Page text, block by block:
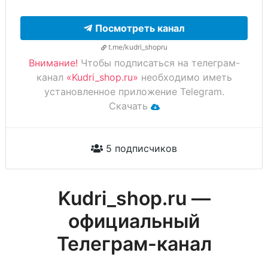
Посмотреть канал
t.me/kudri_shopru
Внимание! Чтобы подписаться на телеграм-
канал «Kudri_shop.ru» необходимо иметь
установленное приложение Telegram.
Скачать
5 подписчиков
Kudri_shop.ru —
официальный
Телеграм-канал